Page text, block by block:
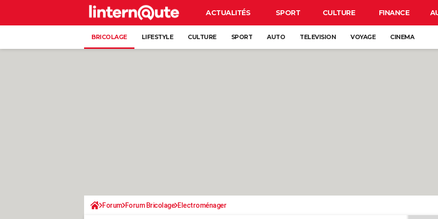
ACTUALITÉS SPORT CULTURE FINANCE
BRICOLAGE LIFESTYLE CULTURE SPORT AUTO TELEVISION VOYAGE CINEMA
Forum Forum Bricolage Electroménager